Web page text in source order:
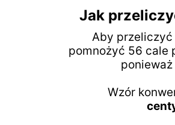
Jak
Aby
pomnożyć 56 cale
Wzór